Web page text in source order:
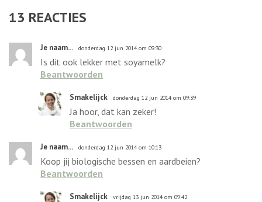
13 REACTIES
Je naam... donderdag 12 jun 2014 om 09:30
Is dit ook lekker met soyamelk?
Beantwoorden
Smakelijck donderdag 12 jun 2014 om 09:39
Ja hoor, dat kan zeker!
Beantwoorden
Je naam... donderdag 12 jun 2014 om 10:13
Koop jij biologische bessen en aardbeien?
Beantwoorden
Smakelijck vrijdag 13 jun 2014 om 09:42